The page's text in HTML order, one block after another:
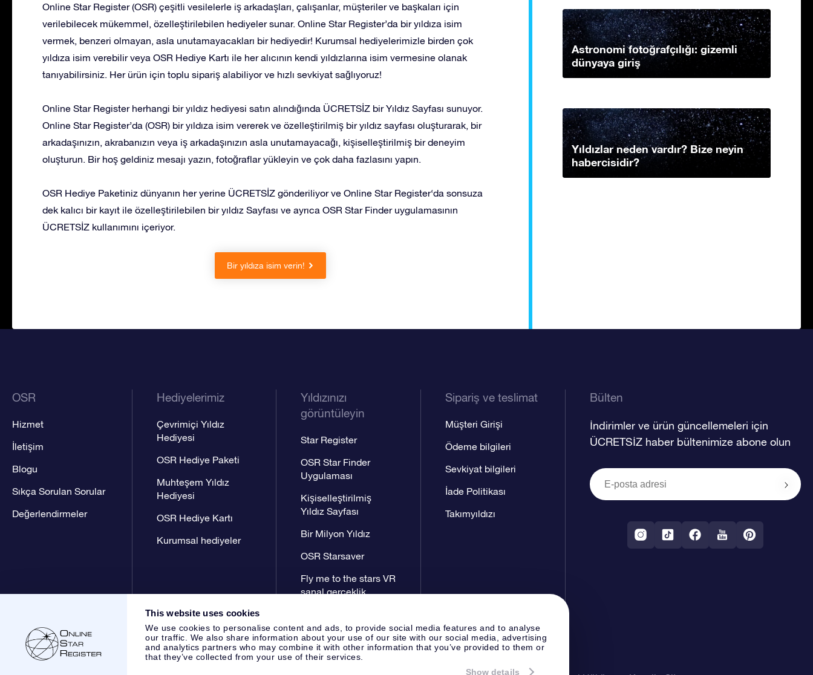
This website uses cookies
We use cookies to personalise content and ads, to provide social media features and to analyse
our traffic. We also share information about your use of our site with our social media, advertising
and analytics partners who may combine it with other information that you’ve provided to them or
that they’ve collected from your use of their services.
Show details
Online Star Register (OSR) çeşitli vesilelerle iş arkadaşları, çalışanlar, müşteriler ve başkaları için
verilebilecek mükemmel, özelleştirilebilen hediyeler sunar. Online Star Register’da bir yıldıza isim
vermek, benzeri olmayan, asla unutamayacakları bir hediyedir! Kurumsal hediyelerimizle birden çok
yıldıza isim verebilir veya OSR Hediye Kartı ile her alıcının kendi yıldızlarına isim vermesine olanak
tanıyabilirsiniz. Her ürün için toplu sipariş alabiliyor ve hızlı sevkiyat sağlıyoruz!
Online Star Register herhangi bir yıldız hediyesi satın alındığında ÜCRETSİZ bir Yıldız Sayfası sunuyor.
Online Star Register’da (OSR) bir yıldıza isim vererek ve özelleştirilmiş bir yıldız sayfası oluşturarak, bir
arkadaşınızın, akrabanızın veya iş arkadaşınızın asla unutamayacağı, kişiselleştirilmiş bir deneyim
oluşturun. Bir hoş geldiniz mesajı yazın, fotoğraflar yükleyin ve çok daha fazlasını yapın.
OSR Hediye Paketiniz dünyanın her yerine ÜCRETSİZ gönderiliyor ve Online Star Register‘da sonsuza
dek kalıcı bir kayıt ile özelleştirilebilen bir yıldız Sayfası ve ayrıca OSR Star Finder uygulamasının
ÜCRETSİZ kullanımını içeriyor.
Bir yıldıza isim verin!
Astronomi fotoğrafçılığı: gizemli
dünyaya giriş
Yıldızlar neden vardır? Bize neyin
habercisidir?
OSR
Hizmet
İletişim
Blogu
Sıkça Sorulan Sorular
Değerlendirmeler
Hediyelerimiz
Çevrimiçi Yıldız
Hediyesi
OSR Hediye Paketi
Muhteşem Yıldız
Hediyesi
OSR Hediye Kartı
Kurumsal hediyeler
Yıldızınızı
görüntüleyin
Star Register
OSR Star Finder
Uygulaması
Kişiselleştirilmiş
Yıldız Sayfası
Bir Milyon Yıldız
OSR Starsaver
Fly me to the stars VR
sanal gerçeklik
Sipariş ve teslimat
Müşteri Girişi
Ödeme bilgileri
Sevkiyat bilgileri
İade Politikası
Takımyıldızı
Bülten
İndirimler ve ürün güncellemeleri için
ÜCRETSİZ haber bültenimize abone olun